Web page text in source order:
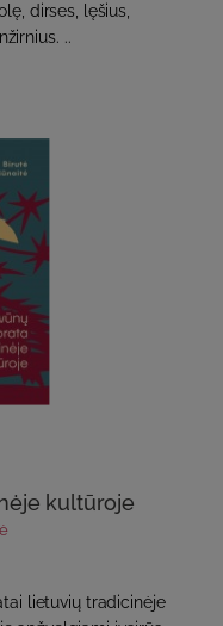
dirses, lęšius,
..
kultūroje
lietuvių tradicinėje